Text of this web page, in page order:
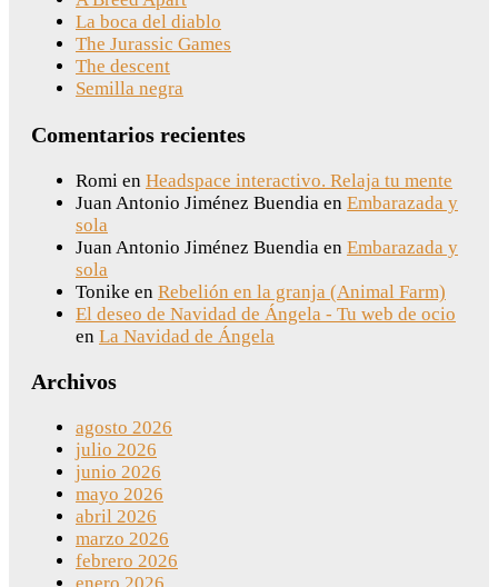
La boca del diablo
The Jurassic Games
The descent
Semilla negra
Comentarios recientes
Romi en Headspace interactivo. Relaja tu mente
Juan Antonio Jiménez Buendia en Embarazada y
sola
Juan Antonio Jiménez Buendia en Embarazada y
sola
Tonike en Rebelión en la granja (Animal Farm)
El deseo de Navidad de Ángela - Tu web de ocio
en La Navidad de Ángela
Archivos
agosto 2026
julio 2026
junio 2026
mayo 2026
abril 2026
marzo 2026
febrero 2026